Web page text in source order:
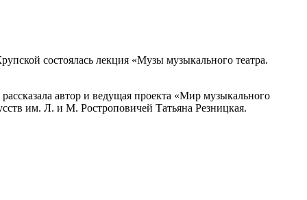
состоялась лекция «Музы музыкального театра.
автор и ведущая проекта «Мир музыкального
им. Л. и М. Ростроповичей Татьяна Резницкая.